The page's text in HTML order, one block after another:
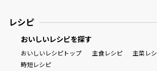
レシピ
おいしいレシピを探す
おいしいレシピトップ 主食レシピ 主菜レ
時短レシピ